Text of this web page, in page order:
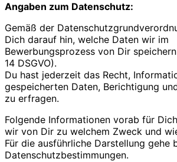
Angaben zum Datenschutz:
Gemäß der
Dich darauf hin, welche Daten wir im
Bewerbungsprozess von Dir
14 DSGVO).
Du hast jederzeit das Recht,
gespeicherten Daten, Berichtigung
zu erfragen.
Folgende Informationen vorab für
wir von Dir zu welchem Zweck und
Für die ausführliche Darstellung gehe
Datenschutzbestimmungen.